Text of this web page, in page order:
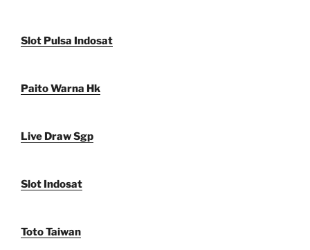
Slot Pulsa Indosat
Paito Warna Hk
Live Draw Sgp
Slot Indosat
Toto Taiwan